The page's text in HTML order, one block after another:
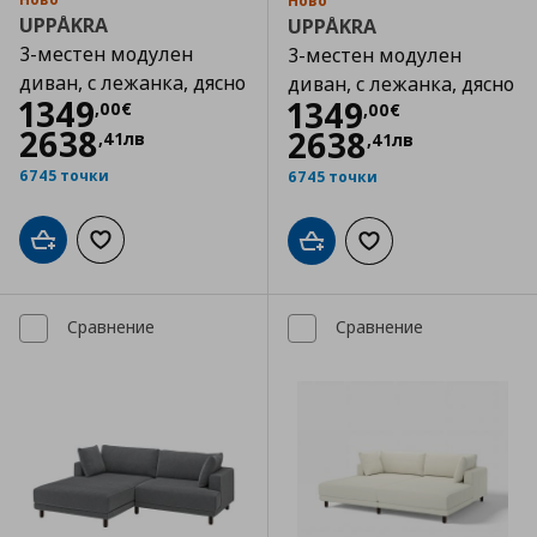
UPPÅKRA
3-местен модулен
диван, с лежанка, дясно
1349,00€
Цена1349,00 €
2638,41лв
6745 точки
Добави в кошницата
Добави към списъка с любими
UPPÅKRA
3-местен модулен
диван, с лежанка, дясно
1349,00€
Цена1349,00 €
2638,41лв
6745 точки
Добави в кошницата
Добави към
Сравнение Сравнение